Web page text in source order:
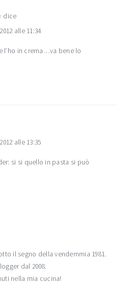
dice
alle 11:34
l’ho in crema…va bene lo
alle 13:35
si si quello in pasta si può
il segno della vendemmia 1981.
dal 2008.
nella mia cucina!